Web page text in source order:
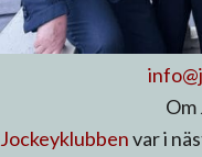
Om
Jockeyklubbenvar i